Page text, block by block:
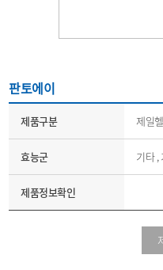
판토에이
제품구분 제일
효능군 기타 ,
제품정보확인